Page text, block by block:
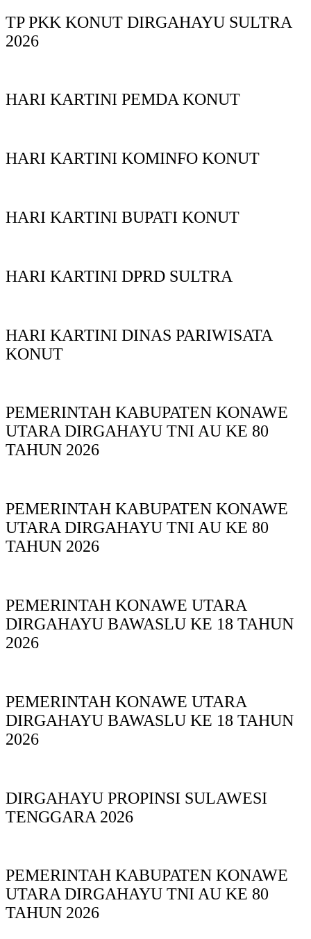
TP PKK KONUT DIRGAHAYU SULTRA
2026
HARI KARTINI PEMDA KONUT
HARI KARTINI KOMINFO KONUT
HARI KARTINI BUPATI KONUT
HARI KARTINI DPRD SULTRA
HARI KARTINI DINAS PARIWISATA
KONUT
PEMERINTAH KABUPATEN KONAWE
UTARA DIRGAHAYU TNI AU KE 80
TAHUN 2026
PEMERINTAH KABUPATEN KONAWE
UTARA DIRGAHAYU TNI AU KE 80
TAHUN 2026
PEMERINTAH KONAWE UTARA
DIRGAHAYU BAWASLU KE 18 TAHUN
2026
PEMERINTAH KONAWE UTARA
DIRGAHAYU BAWASLU KE 18 TAHUN
2026
DIRGAHAYU PROPINSI SULAWESI
TENGGARA 2026
PEMERINTAH KABUPATEN KONAWE
UTARA DIRGAHAYU TNI AU KE 80
TAHUN 2026